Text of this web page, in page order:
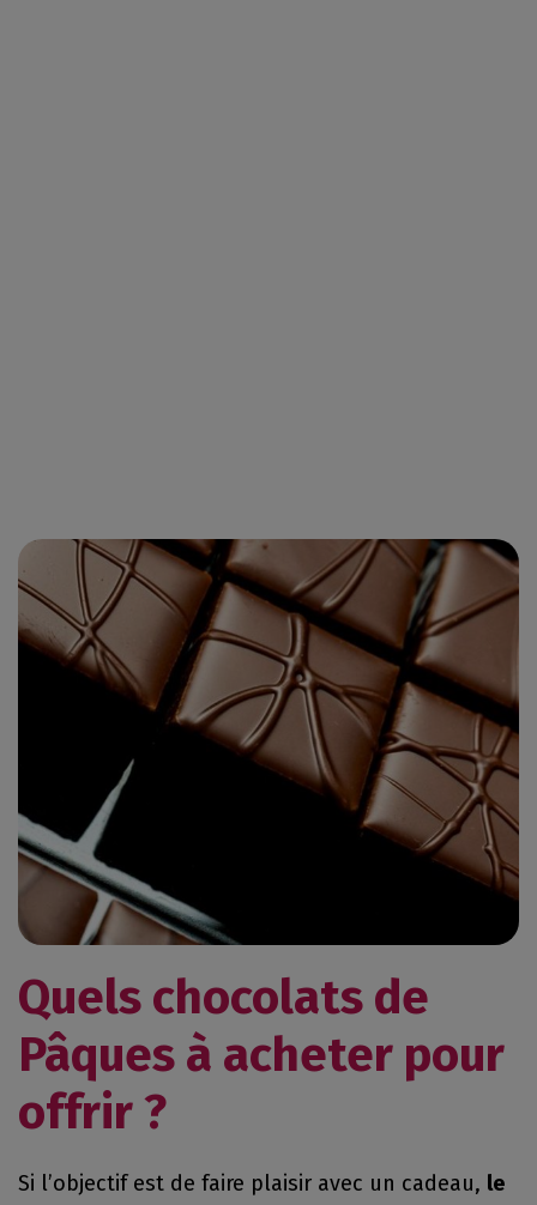
Quels chocolats de
Pâques à acheter pour
offrir ?
Si l’objectif est de faire plaisir avec un cadeau, le